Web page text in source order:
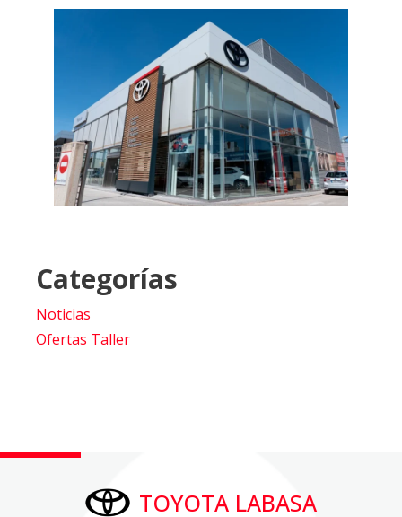
Categorías
Noticias
Ofertas Taller
TOYOTA LABASA